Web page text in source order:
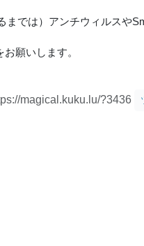
までは）アンチウィルスや
願いします。
magical.kuku.lu/?3436